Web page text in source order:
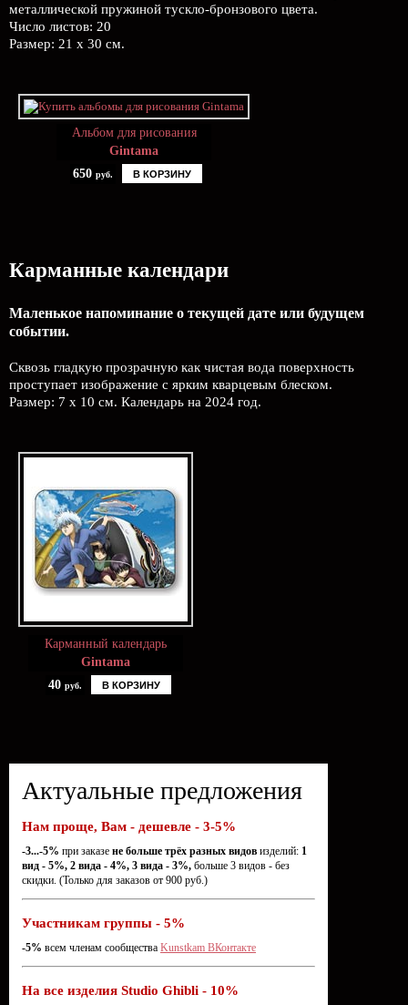
металлической пружиной тускло-бронзового цвета.
Число листов: 20
Размер: 21 х 30 см.
Альбом для рисования
Gintama
650 руб. В КОРЗИНУ
Карманные календари
Маленькое напоминание о текущей дате или будущем
событии.
Сквозь гладкую прозрачную как чистая вода поверхность
проступает изображение с ярким кварцевым блеском.
Размер: 7 х 10 см. Календарь на 2024 год.
Карманный календарь
Gintama
40 руб. В КОРЗИНУ
Актуальные предложения
Нам проще, Вам - дешевле - 3-5%
-3...-5% при заказе не больше трёх разных видов изделий: 1
вид - 5%, 2 вида - 4%, 3 вида - 3%, больше 3 видов - без
скидки. (Только для заказов от 900 руб.)
Участникам группы - 5%
-5% всем членам сообщества Kunstkam ВКонтакте
На все изделия Studio Ghibli - 10%